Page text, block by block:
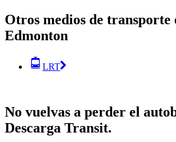
Otros medios de transporte
Edmonton
LRT
No vuelvas a perder el
Descarga Transit.